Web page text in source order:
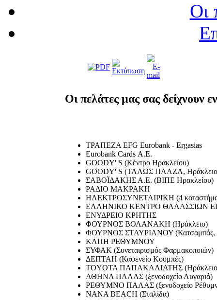
Οι
Οι πελάτες μας σας δείχνουν
ΤΡΑΠΕΖΑ EFG Eurobank - Ergasias
Eurobank Cards Α.Ε.
GOODY' S (Κέντρο Ηρακλείου)
GOODY' S (ΤΑΛΩΣ ΠΛΑΖΑ,
ΣΑΒΟΪΔΑΚΗΣ Α.Ε. (ΒΙΠΕ Ηρακλείου)
ΡΑΔΙΟ ΜΑΚΡΑΚΗ
ΗΛΕΚΤΡΟΣΥΝΕΤΑΙΡΙΚΗ (4
ΕΛΛΗΝΙΚΟ ΚΕΝΤΡΟ ΘΑΛΑΣΣΙΩΝ
ΕΝΥΔΡΕΙΟ ΚΡΗΤΗΣ
ΦΟΥΡΝΟΣ ΒΟΛΑΝΑΚΗ (Ηράκλειο)
ΦΟΥΡΝΟΣ ΣΤΑΥΡΙΑΝΟΥ (Κατσαμπάς,
ΚΑΠΗ ΡΕΘΥΜΝΟΥ
ΣΥΦΑΚ (Συνεταιρισμός Φαρμακοποιών)
ΔΕΠΤΑΗ (Καφενείο Κουμπές)
TOYOTA ΠΑΠΑΚΑΛΙΑΤΗΣ (Ηράκλειο
ΑΘΗΝΑ ΠΑΛΑΣ (ξενοδοχείο Λυγαριά)
ΡΕΘΥΜΝΟ ΠΑΛΑΣ (ξενοδοχείο
ΝΑΝΑ BEACH (Σταλίδα)